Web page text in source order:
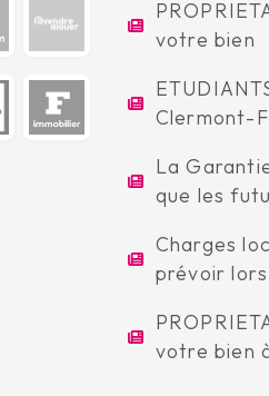
votre bien
Clermont-
La
que les
Charges
prévoir lors
votre bien